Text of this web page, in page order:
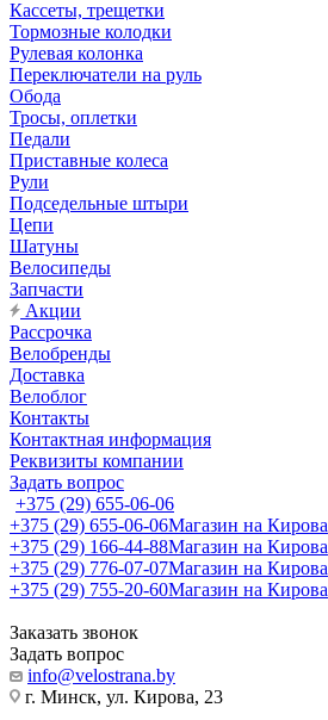
Кассеты, трещетки
Тормозные колодки
Рулевая колонка
Переключатели на руль
Обода
Тросы, оплетки
Педали
Приставные колеса
Рули
Подседельные штыри
Цепи
Шатуны
Велосипеды
Запчасти
Акции
Рассрочка
Велобренды
Доставка
Велоблог
Контакты
Контактная информация
Реквизиты компании
Задать вопрос
+375 (29) 655-06-06
+375 (29) 655-06-06Магазин на Кирова
+375 (29) 166-44-88Магазин на Кирова
+375 (29) 776-07-07Магазин на Кирова
+375 (29) 755-20-60Магазин на Кирова
Заказать звонок
Задать вопрос
info@velostrana.by
г. Минск, ул. Кирова, 23